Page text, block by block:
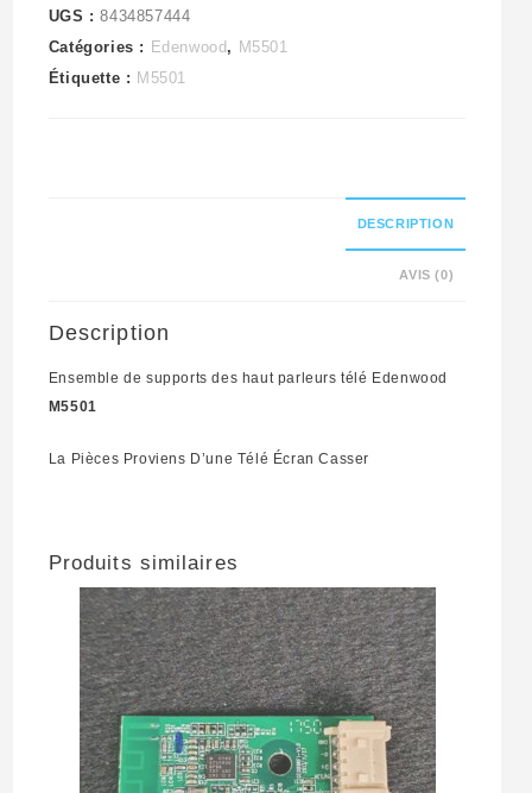
de
supports
des
UGS :8434857444
Catégories : Edenwood , M5501
Étiquette : M5501
DESCRIPTION
AVIS (0)
Description
Ensemble de supports des haut parleurs télé Edenwood
M5501
La Pièces Proviens D’une Télé Écran Casser
Produits similaires